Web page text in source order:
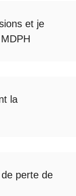
et je
la
perte de